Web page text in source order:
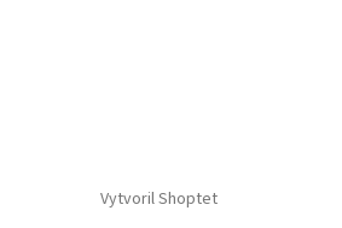
Vytvoril Shoptet